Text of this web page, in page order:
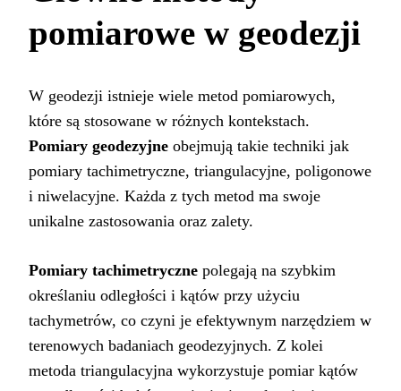
pomiarowe w geodezji
W geodezji istnieje wiele metod pomiarowych,
które są stosowane w różnych kontekstach.
Pomiary geodezyjne obejmują takie techniki jak
pomiary tachimetryczne, triangulacyjne, poligonowe
i niwelacyjne. Każda z tych metod ma swoje
unikalne zastosowania oraz zalety.
Pomiary tachimetryczne polegają na szybkim
określaniu odległości i kątów przy użyciu
tachymetrów, co czyni je efektywnym narzędziem w
terenowych badaniach geodezyjnych. Z kolei
metoda triangulacyjna wykorzystuje pomiar kątów